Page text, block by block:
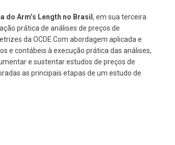
Arm’s Length no Brasil , em sua terceira
prática de análises de preços de
da OCDE.Com abordagem aplicada e
e contábeis à execução prática das análises,
e sustentar estudos de preços de
as principais etapas de um estudo de